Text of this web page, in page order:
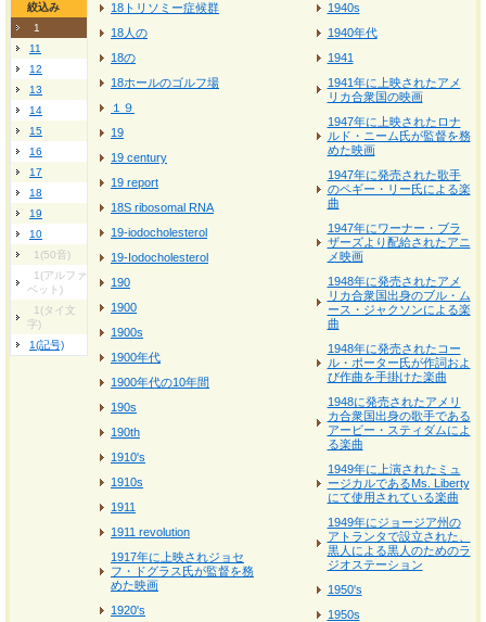
絞込み
1
11
12
13
14
15
16
17
18
19
10
1(50音)
1(アルファ
ベット)
1(タイ文
字)
1(記号)
18トリソミー症候群
18人の
18の
18ホールのゴルフ場
１９
19
19 century
19 report
18S ribosomal RNA
19-iodocholesterol
19-Iodocholesterol
190
1900
1900s
1900年代
1900年代の10年間
190s
190th
1910's
1910s
1911
1911 revolution
1917年に上映されジョセ
フ・ドグラス氏が監督を務
めた映画
1920's
1940s
1940年代
1941
1941年に上映されたアメ
リカ合衆国の映画
1947年に上映されたロナ
ルド・ニーム氏が監督を務
めた映画
1947年に発売された歌手
のペギー・リー氏による楽
曲
1947年にワーナー・ブラ
ザーズより配給されたアニ
メ映画
1948年に発売されたアメ
リカ合衆国出身のブル・ム
ース・ジャクソンによる楽
曲
1948年に発売されたコー
ル・ポーター氏が作詞およ
び作曲を手掛けた楽曲
1948に発売されたアメリ
カ合衆国出身の歌手である
アービー・スティダムによ
る楽曲
1949年に上演されたミュ
ージカルであるMs. Liberty
にて使用されている楽曲
1949年にジョージア州の
アトランタで設立された、
黒人による黒人のためのラ
ジオステーション
1950's
1950s